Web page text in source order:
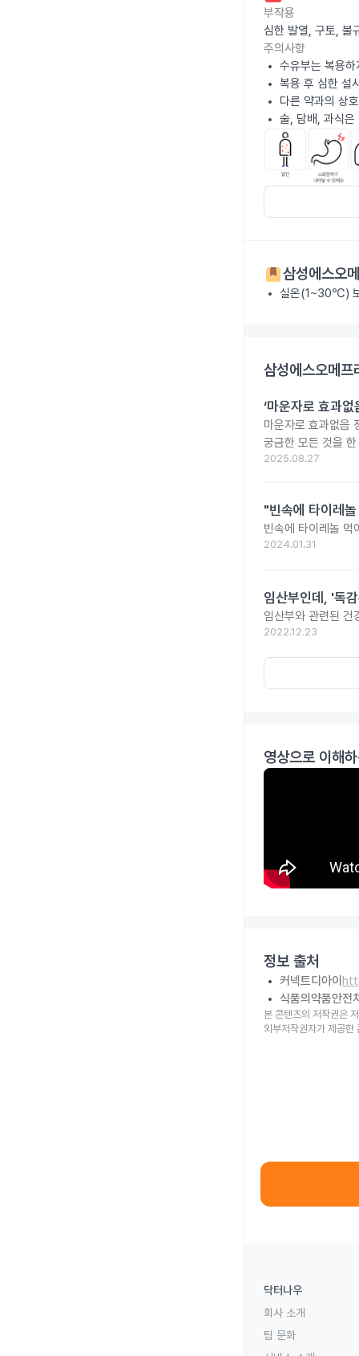
부작용
심한 발열, 구토, 불
주의사항
수유부는 복용
복용 후 심한 설
다른 약과의 상
술, 담배, 과식은
삼성에스오
실온(1~30℃)
삼성에스오메
‘마운자로 효과
마운자로 효과없음
궁금한 모든 것을
2025.08.27
"빈속에 타이레
빈속에 타이레놀 먹
2024.01.31
임산부인데, '독
임산부와 관련된 건
2022.12.23
영상으로 이해
정보 출처
커넥트디아이
식품의약품안전
본 콘텐츠의 저작권은
외부저작권자가 제공한
닥터나우
회사 소개
팀 문화